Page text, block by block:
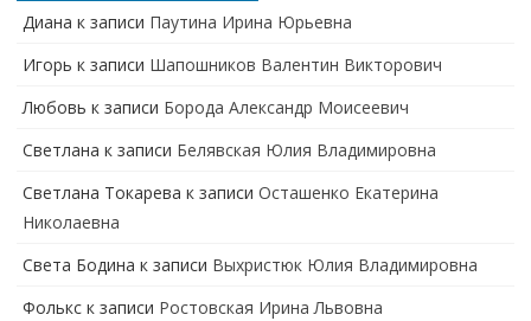
Диана к записи Паутина Ирина Юрьевна
Игорь к записи Шапошников Валентин Викторович
Любовь к записи Борода Александр Моисеевич
Светлана к записи Белявская Юлия Владимировна
Cветлана Токарева к записи Осташенко Екатерина
Николаевна
Света Бодина к записи Выхристюк Юлия Владимировна
Фолькс к записи Ростовская Ирина Львовна